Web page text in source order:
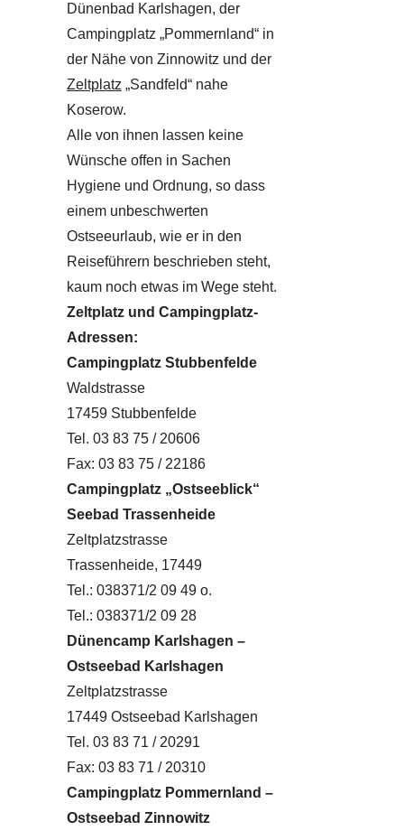
Dünenbad Karlshagen, der
Campingplatz „Pommernland“ in
der Nähe von Zinnowitz und der
Zeltplatz „Sandfeld“ nahe
Koserow.
Alle von ihnen lassen keine
Wünsche offen in Sachen
Hygiene und Ordnung, so dass
einem unbeschwerten
Ostseeurlaub, wie er in den
Reiseführern beschrieben steht,
kaum noch etwas im Wege steht.
Zeltplatz und Campingplatz-
Adressen:
Campingplatz Stubbenfelde
Waldstrasse
17459 Stubbenfelde
Tel. 03 83 75 / 20606
Fax: 03 83 75 / 22186
Campingplatz „Ostseeblick“
Seebad Trassenheide
Zeltplatzstrasse
Trassenheide, 17449
Tel.: 038371/2 09 49 o.
Tel.: 038371/2 09 28
Dünencamp Karlshagen –
Ostseebad Karlshagen
Zeltplatzstrasse
17449 Ostseebad Karlshagen
Tel. 03 83 71 / 20291
Fax: 03 83 71 / 20310
Campingplatz Pommernland –
Ostseebad Zinnowitz